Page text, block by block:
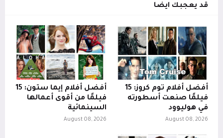
قد يعجبك ايضا
أفضل أفلام توم كروز: 15
فيلمًا صنعت أسطورته
في هوليوود
August 08, 2026
أفضل أفلام إيما ستون: 15
فيلمًا من أقوى أعمالها
السينمائية
August 08, 2026